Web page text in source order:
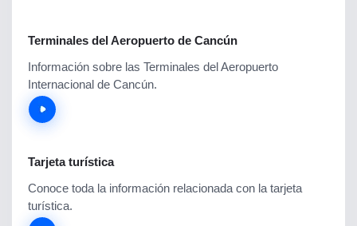
Terminales del Aeropuerto de Cancún
Información sobre las Terminales del Aeropuerto
Internacional de Cancún.
Tarjeta turística
Conoce toda la información relacionada con la tarjeta
turística.